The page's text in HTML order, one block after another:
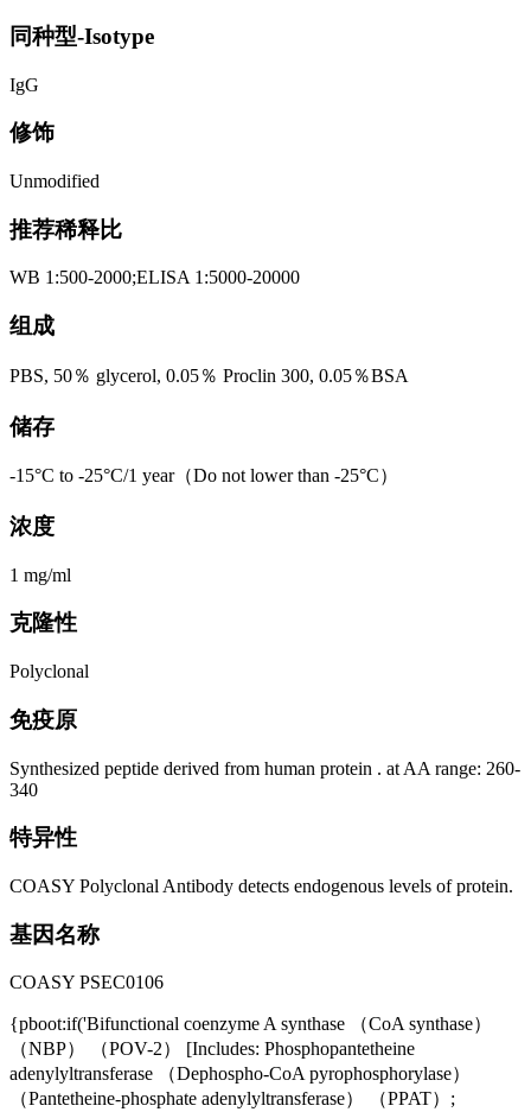
同种型-Isotype
IgG
修饰
Unmodified
推荐稀释比
WB 1:500-2000;ELISA 1:5000-20000
组成
PBS, 50％ glycerol, 0.05％ Proclin 300, 0.05％BSA
储存
-15°C to -25°C/1 year（Do not lower than -25°C）
浓度
1 mg/ml
克隆性
Polyclonal
免疫原
Synthesized peptide derived from human protein . at AA range: 260-
340
特异性
COASY Polyclonal Antibody detects endogenous levels of protein.
基因名称
COASY PSEC0106
{pboot:if('Bifunctional coenzyme A synthase （CoA synthase）
（NBP） （POV-2） [Includes: Phosphopantetheine
adenylyltransferase （Dephospho-CoA pyrophosphorylase）
（Pantetheine-phosphate adenylyltransferase） （PPAT）;